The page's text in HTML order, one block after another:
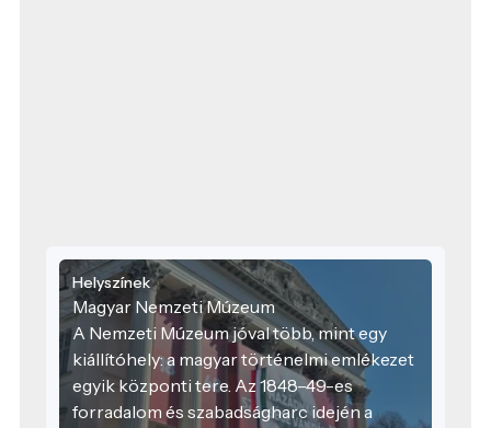
Helyszínek
Magyar Nemzeti Múzeum
A Nemzeti Múzeum jóval több, mint egy
kiállítóhely: a magyar történelmi emlékezet
egyik központi tere. Az 1848–49-es
forradalom és szabadságharc idején a